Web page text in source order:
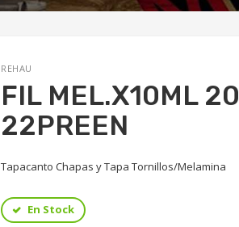
REHAU
FIL MEL.X10ML
22PREEN
Tapacanto Chapas y Tapa Tornillos/Melamina
En Stock